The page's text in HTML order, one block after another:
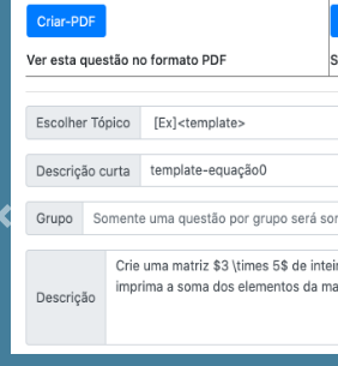
Previous